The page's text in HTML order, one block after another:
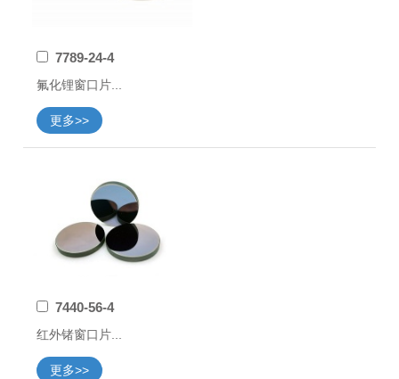
7789-24-4
氟化锂窗口片...
更多>>
7440-56-4
红外锗窗口片...
更多>>